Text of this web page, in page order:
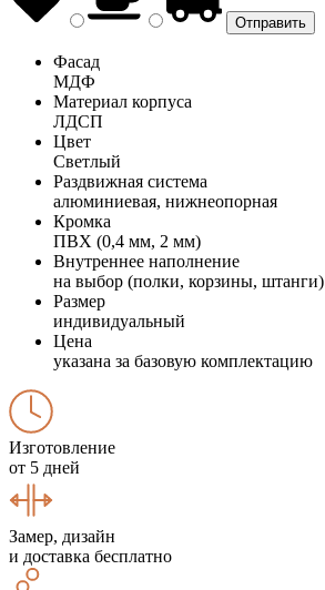
Фасад
МДФ
Материал корпуса
ЛДСП
Цвет
Светлый
Раздвижная система
алюминиевая, нижнеопорная
Кромка
ПВХ (0,4 мм, 2 мм)
Внутреннее наполнение
на выбор (полки, корзины, штанги)
Размер
индивидуальный
Цена
указана за базовую комплектацию
Изготовление
от 5 дней
Замер, дизайн
и доставка бесплатно